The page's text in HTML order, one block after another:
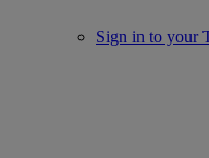
Sign in to your